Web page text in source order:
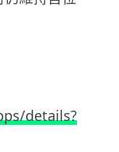
details?